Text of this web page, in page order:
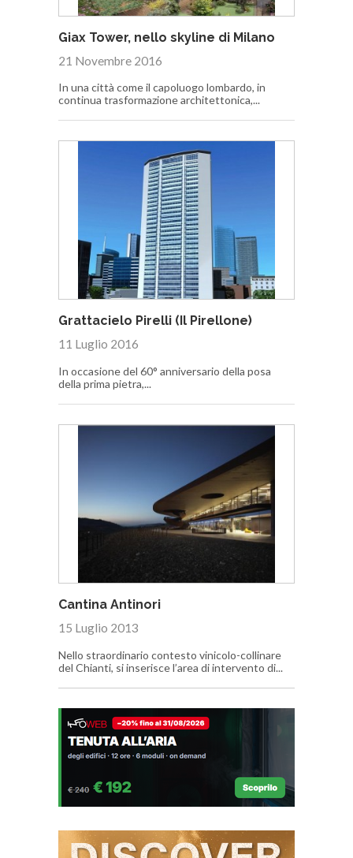
Giax Tower, nello skyline di Milano
21 Novembre 2016
In una città come il capoluogo lombardo, in
continua trasformazione architettonica,...
Grattacielo Pirelli (Il Pirellone)
11 Luglio 2016
In occasione del 60° anniversario della posa
della prima pietra,...
Cantina Antinori
15 Luglio 2013
Nello straordinario contesto vinicolo-collinare
del Chianti, si inserisce l’area di intervento di...